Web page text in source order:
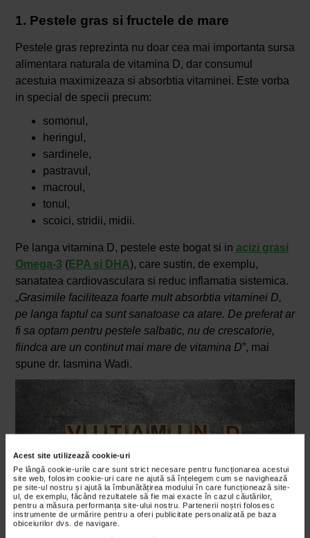
Acest site utilizează cookie-uri
Pe lângă cookie-urile care sunt strict necesare pentru funcționarea acestui
site web, folosim cookie-uri care ne ajută să înțelegem cum se navighează
pe site-ul nostru și ajută la îmbunătățirea modului în care funcționează site-
ul, de exemplu, făcând rezultatele să fie mai exacte în cazul căutărilor,
pentru a măsura performanța site-ului nostru. Partenerii noștri folosesc
instrumente de urmărire pentru a oferi publicitate personalizată pe baza
obiceiurilor dvs. de navigare.
1. Pestele gras si fructele de mare
Pestele gras reprezinta nu doar cea mai importanta sursa
alimentara naturala de vitamina D, dar consumul
acestuia maximizeaza si absorbtia vitaminei. Este vorba
in special de specii precum:
somonul,
heringul,
sardinele,
pastravul,
macroul,
tonul,
scoici, stridii, midii.
Pe langa vitamina D, pestele este bogat si in acizi grasi
Omega-3 (EPA si DHA), care sustin, de exemplu,
sanatatea cardiovasculara si reduc inflamatia sistemica.
„Grasimile faciliteaza foarte mult absorbtia vitaminei D,
pe langa faptul ca sunt sanatoase ca atare. De preferat ar
fi sa optam pentru pestele salbatic, nu de crescatorie,
fiindca are un continut mai mare de vitamina D”, mai
spune dr. Iasmina Wadi.